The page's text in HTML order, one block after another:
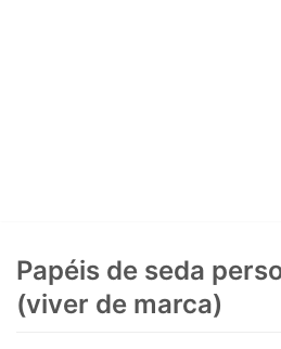
Papéis de seda
(viver de marca)